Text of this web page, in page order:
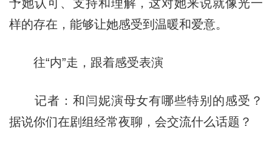
予她认可、支持和理解，这对她来说就像光一
样的存在，能够让她感受到温暖和爱意。
往“内”走，跟着感受表演
记者：和闫妮演母女有哪些特别的感受？
据说你们在剧组经常夜聊，会交流什么话题？